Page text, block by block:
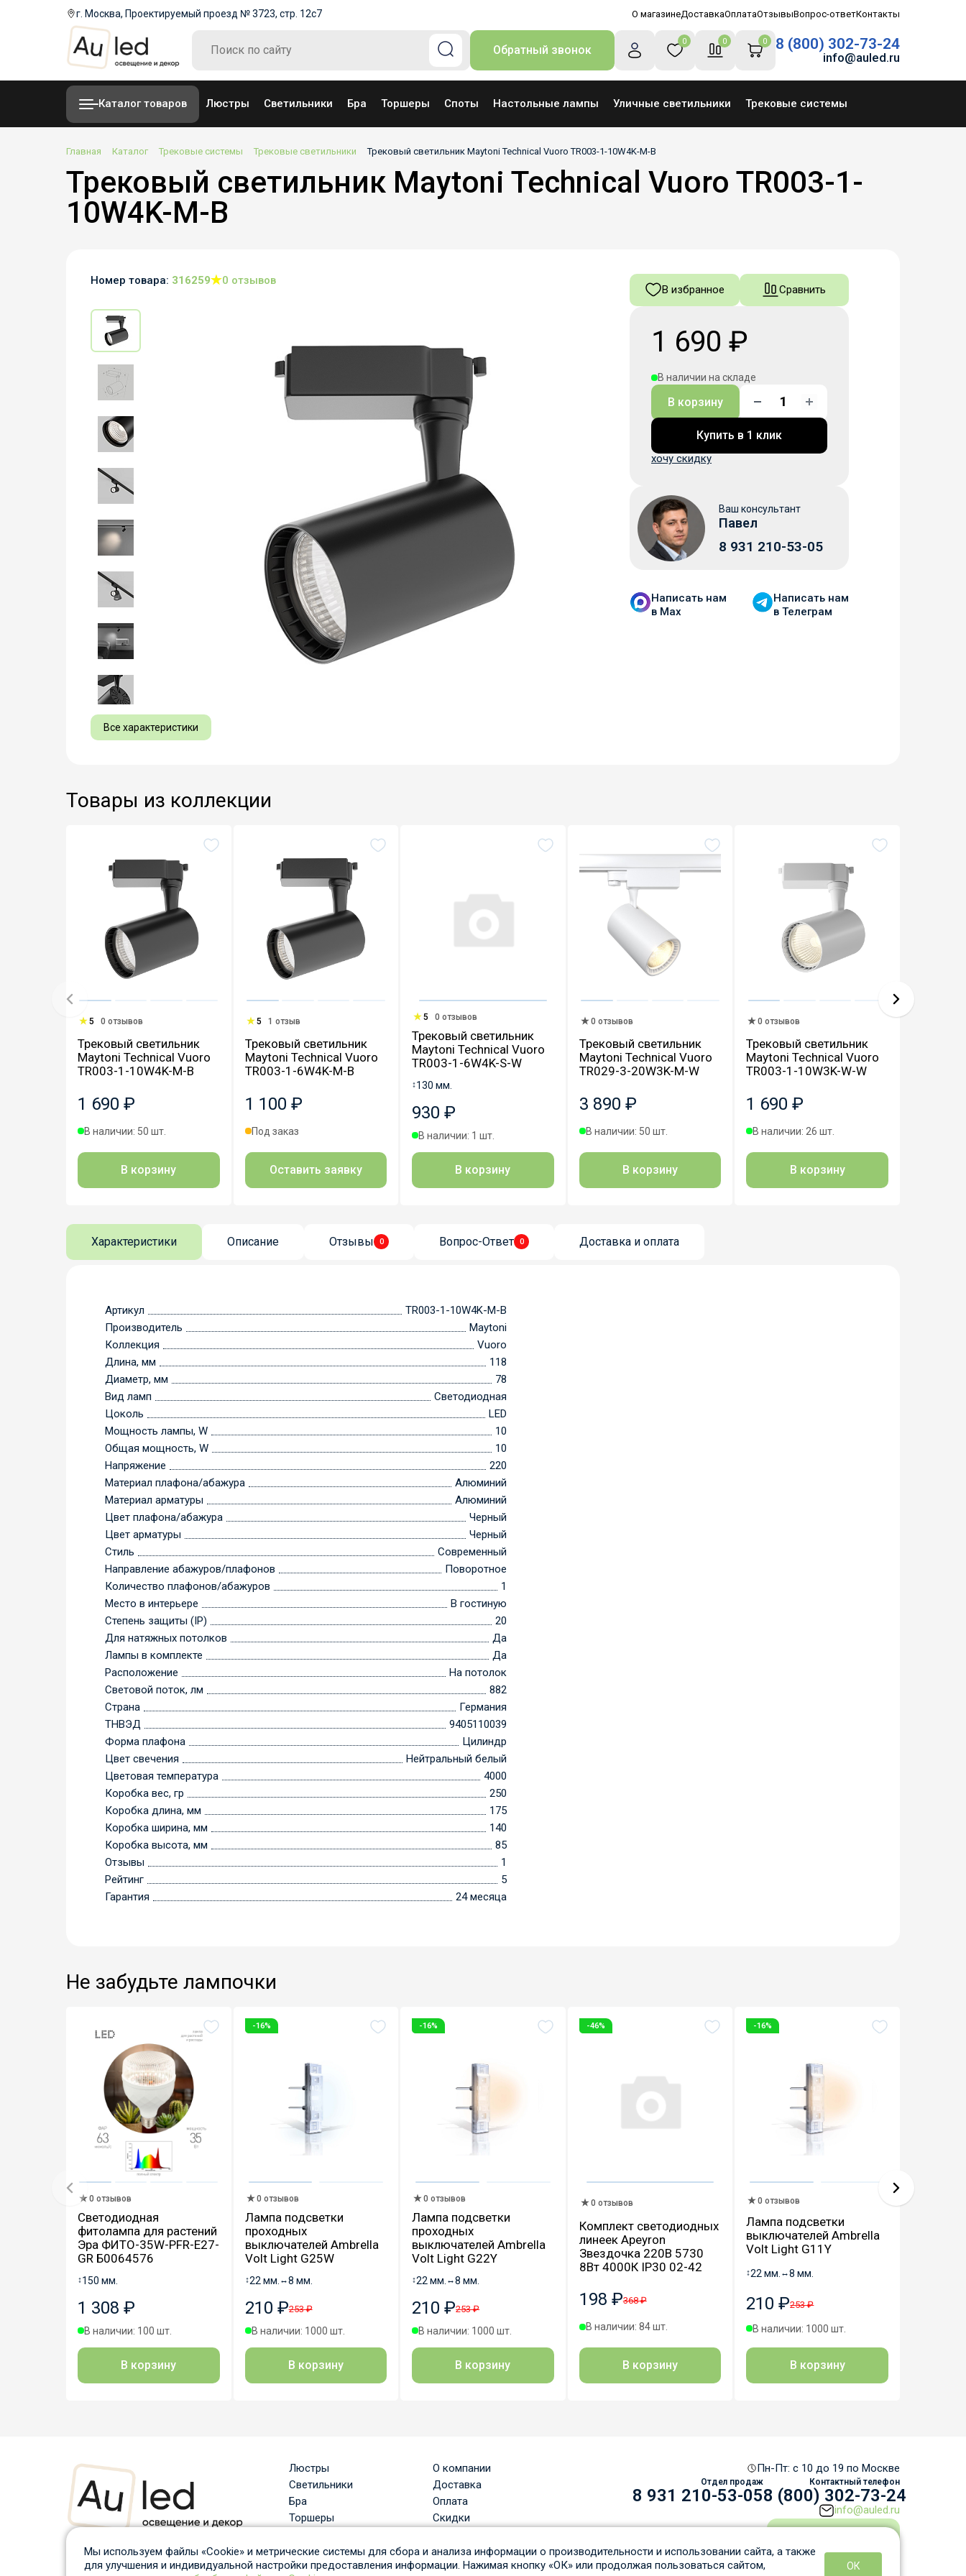
г. Москва, Проектируемый проезд № 3723, стр. 12с7 О магазинеДоставкаОплатаОтзывыВопрос-ответКонтакты
Обратный звонок
0 0 0 8 (800) 302-73-24
info@auled.ru
Каталог товаров Люстры Светильники Бра Торшеры Споты Настольные лампы Уличные светильники Трековые системы
Главная Каталог Трековые системы Трековые светильники Трековый светильник Maytoni Technical Vuoro TR003-1-10W4K-M-B
Трековый светильник Maytoni Technical Vuoro TR003-1-
10W4K-M-B
Номер товара: 316259 0 отзывов
Все характеристики
Ваш консультант
Павел
8 931 210-53-05
Написать нам
в Мax
Написать нам
в Телеграм
В избранное Сравнить
1 690 ₽
В наличии на складе
В корзину
Купить в 1 клик
хочу скидку
Товары из коллекции
5 0 отзывов
Трековый светильник
Maytoni Technical Vuoro
TR003-1-10W4K-M-B
1 690 ₽
В наличии: 50 шт.
В корзину
5 1 отзыв
Трековый светильник
Maytoni Technical Vuoro
TR003-1-6W4K-M-B
1 100 ₽
Под заказ
Оставить заявку
5 0 отзывов
Трековый светильник
Maytoni Technical Vuoro
TR003-1-6W4K-S-W
↕130 мм.
930 ₽
В наличии: 1 шт.
В корзину
0 отзывов
Трековый светильник
Maytoni Technical Vuoro
TR029-3-20W3K-M-W
3 890 ₽
В наличии: 50 шт.
В корзину
0 отзывов
Трековый светильник
Maytoni Technical Vuoro
TR003-1-10W3K-W-W
1 690 ₽
В наличии: 26 шт.
В корзину
Характеристики Описание Отзывы 0 Вопрос-Ответ 0 Доставка и оплата
Артикул
TR003-1-10W4K-M-B
Производитель
Maytoni
Коллекция
Vuoro
Длина, мм
118
Диаметр, мм
78
Вид ламп
Светодиодная
Цоколь
LED
Мощность лампы, W
10
Общая мощность, W
10
Напряжение
220
Материал плафона/абажура
Алюминий
Материал арматуры
Алюминий
Цвет плафона/абажура
Черный
Цвет арматуры
Черный
Стиль
Современный
Направление абажуров/плафонов
Поворотное
Количество плафонов/абажуров
1
Место в интерьере
В гостиную
Степень защиты (IP)
20
Для натяжных потолков
Да
Лампы в комплекте
Да
Расположение
На потолок
Световой поток, лм
882
Страна
Германия
ТНВЭД
9405110039
Форма плафона
Цилиндр
Цвет свечения
Нейтральный белый
Цветовая температура
4000
Коробка вес, гр
250
Коробка длина, мм
175
Коробка ширина, мм
140
Коробка высота, мм
85
Отзывы
1
Рейтинг
5
Гарантия
24 месяца
Не забудьте лампочки
0 отзывов
Светодиодная
фитолампа для растений
Эра ФИТО-35W-PFR-E27-
GR Б0064576
↕150 мм.
1 308 ₽
В наличии: 100 шт.
В корзину
-16%
0 отзывов
Лампа подсветки
проходных
выключателей Ambrella
Volt Light G25W
↕22 мм. ↔8 мм.
210 ₽253 ₽
В наличии: 1000 шт.
В корзину
-16%
0 отзывов
Лампа подсветки
проходных
выключателей Ambrella
Volt Light G22Y
↕22 мм. ↔8 мм.
210 ₽253 ₽
В наличии: 1000 шт.
В корзину
-46%
0 отзывов
Комплект светодиодных
линеек Apeyron
Звездочка 220В 5730
8Вт 4000К IP30 02-42
198 ₽368 ₽
В наличии: 84 шт.
В корзину
-16%
0 отзывов
Лампа подсветки
выключателей Ambrella
Volt Light G11Y
↕22 мм. ↔8 мм.
210 ₽253 ₽
В наличии: 1000 шт.
В корзину
Информация, размещённая на сайте, представлена
исключительно в ознакомительных целях и не
является публичной офертой в соответствии с
Люстры
О компании
Светильники
Доставка
Бра
Оплата
Торшеры
Скидки
Настольные лампы
Гарантия и возврат
Уличные светильники
Статьи
Пн-Пт: c 10 до 19 по Москве
Отдел продаж
8 931 210-53-05
Контактный телефон
8 (800) 302-73-24
info@auled.ru
Мы используем файлы «Cookie» и метрические системы для сбора и анализа информации о производительности и использовании сайта, а также
для улучшения и индивидуальной настройки предоставления информации. Нажимая кнопку «ОК» или продолжая пользоваться сайтом,
ОК